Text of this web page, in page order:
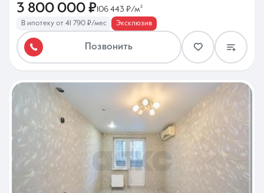
3 800 000 ₽106 443 ₽/м²
В ипотеку от 41 790 ₽/мес Эксклюзив
Позвонить